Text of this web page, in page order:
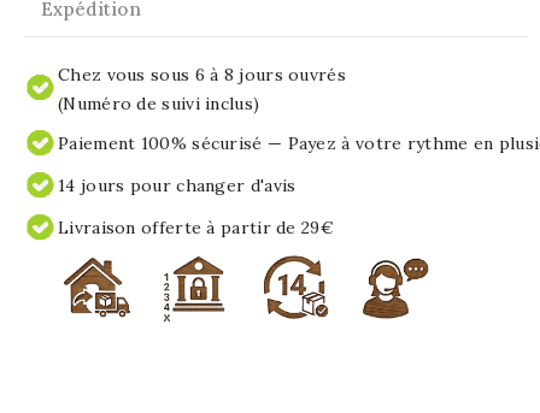
Expédition
Chez vous sous 6 à 8 jours ouvrés
(Numéro de suivi inclus)
Paiement 100% sécurisé — Payez à votre rythme en
14 jours pour changer d'avis
Livraison offerte à partir de 29€